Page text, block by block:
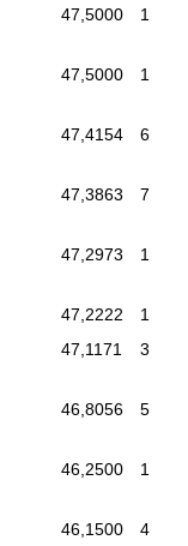
47,5000 1
47,5000 1
47,4154 6
47,3863 7
47,2973 1
47,2222 1
47,1171 3
46,8056 5
46,2500 1
46,1500 4